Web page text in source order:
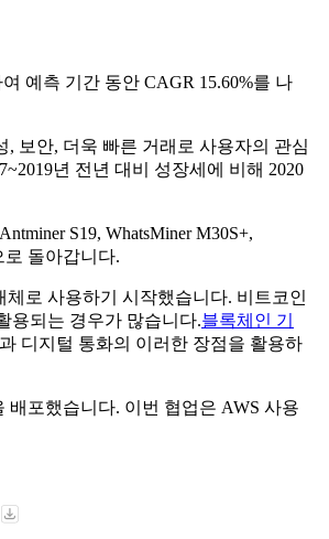
예측 기간 동안 CAGR 15.60%를 나
보안, 더욱 빠른 거래로 사용자의 관심
년 전년 대비 성장세에 비해 2020
S19, WhatsMiner M30S+,
돌아갑니다.
로 사용하기 시작했습니다. 비트코인
용되는 경우가 많습니다.블록체인 기
디지털 통화의 이러한 장점을 활용하
배포했습니다. 이번 협업은 AWS 사용